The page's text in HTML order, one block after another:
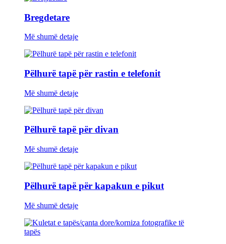
Bregdetare
Më shumë detaje
Pëlhurë tapë për rastin e telefonit
Më shumë detaje
Pëlhurë tapë për divan
Më shumë detaje
Pëlhurë tapë për kapakun e pikut
Më shumë detaje